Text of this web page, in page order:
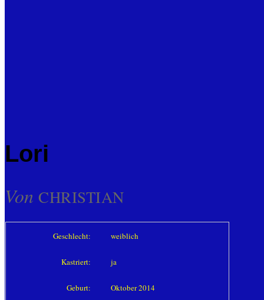
Lori
Von CHRISTIAN
Geschlecht: weiblich
Kastriert: ja
Geburt: Oktober 2014